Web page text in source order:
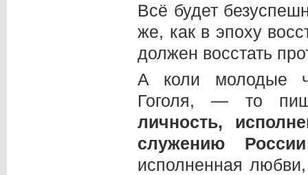
Всё будет
же, как в эпоху
должен восстать
А коли молодые
Гоголя, — то
личность,
служению
исполненная